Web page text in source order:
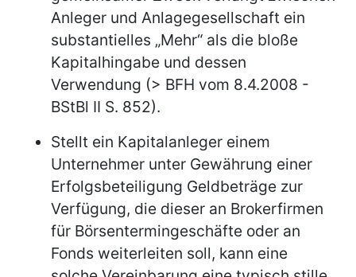
Anleger und Anlagegesellschaft ein
substantielles „Mehr“ als die bloße
Kapitalhingabe und dessen
Verwendung (> BFH vom 8.4.2008 -
BStBl II S. 852).
Stellt ein Kapitalanleger einem
Unternehmer unter Gewährung einer
Erfolgsbeteiligung Geldbeträge zur
Verfügung, die dieser an Brokerfirmen
für Börsentermingeschäfte oder an
Fonds weiterleiten soll, kann eine